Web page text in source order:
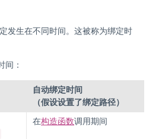
发生在不同时间。这被称为绑定时
间：
自动绑定时间
（假设设置了绑定路径）
在构造函数调用期间